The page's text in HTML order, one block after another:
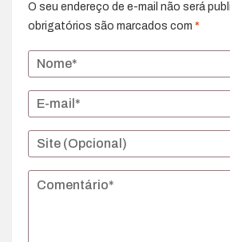
O seu endereço de e-mail não será
obrigatórios são marcados com *